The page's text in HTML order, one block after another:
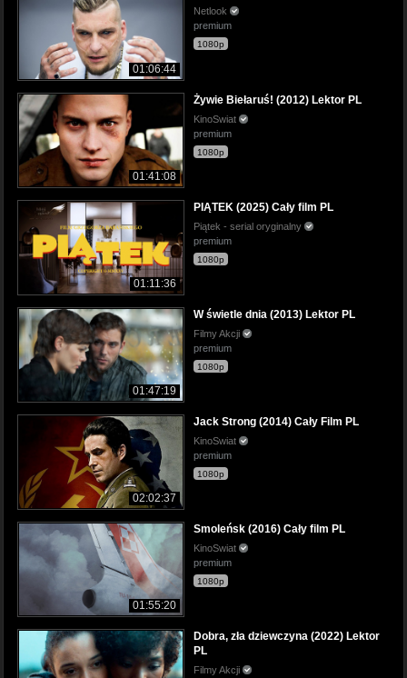
01:06:44
Netlook
premium
1080p
01:41:08
Żywie Biełaruś! (2012) Lektor PL
KinoSwiat
premium
1080p
01:11:36
PIĄTEK (2025) Cały film PL
Piątek - serial oryginalny
premium
1080p
01:47:19
W świetle dnia (2013) Lektor PL
Filmy Akcji
premium
1080p
02:02:37
Jack Strong (2014) Cały Film PL
KinoSwiat
premium
1080p
01:55:20
Smoleńsk (2016) Cały film PL
KinoSwiat
premium
1080p
Dobra, zła dziewczyna (2022) Lektor
PL
Filmy Akcji